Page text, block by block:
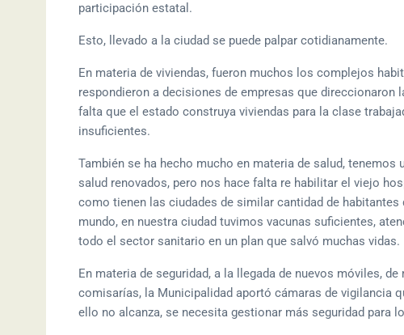
participación estatal.
Esto, llevado a la ciudad se puede palpar cotidianamente.
En materia de viviendas, fueron muchos los complejos
respondieron a decisiones de empresas que direccionaron
falta que el estado construya viviendas para la clase
insuficientes.
También se ha hecho mucho en materia de salud,
salud renovados, pero nos hace falta re habilitar el viejo
como tienen las ciudades de similar cantidad de
mundo, en nuestra ciudad tuvimos vacunas suficientes,
todo el sector sanitario en un plan que salvó muchas vidas.
En materia de seguridad, a la llegada de nuevos móviles,
comisarías, la Municipalidad aportó cámaras de vigilancia
ello no alcanza, se necesita gestionar más seguridad para